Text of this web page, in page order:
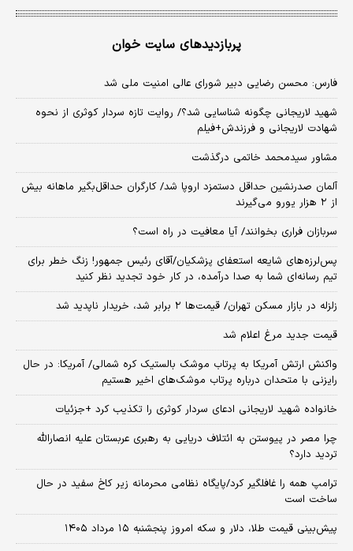
پربازدیدهای سایت خوان
فارس: محسن رضایی دبیر شورای عالی امنیت ملی شد
شهید لاریجانی چگونه شناسایی شد؟/ روایت تازه سردار کوثری از نحوه
شهادت لاریجانی و فرزندش+فیلم
مشاور سیدمحمد خاتمی درگذشت
آلمان صدرنشین حداقل دستمزد اروپا شد/ کارگران حداقل‌بگیر ماهانه بیش
از ۲ هزار یورو می‌گیرند
سربازان فراری بخوانند/ آیا معافیت در راه است؟
پس‌لرزه‌های شایعه استعفای پزشکیان/آقای رئیس جمهور! زنگ خطر برای
تیم رسانه‌ای شما به صدا درآمده، در کار خود تجدید نظر کنید
زلزله در بازار مسکن تهران/ قیمت‌ها ۲ برابر شد، خریدار ناپدید شد
قیمت جدید مرغ اعلام شد
واکنش ارتش آمریکا به پرتاب موشک بالستیک کره شمالی/ آمریکا: در حال
رایزنی با متحدان درباره پرتاب موشک‌های اخیر هستیم
خانواده شهید لاریجانی ادعای سردار کوثری را تکذیب کرد +جزئیات
چرا مصر در پیوستن به ائتلاف دریایی به رهبری عربستان علیه انصارالله
تردید دارد؟
ترامپ همه را غافلگیر کرد/پایگاه نظامی محرمانه زیر کاخ سفید در حال
ساخت است
پیش‌بینی قیمت طلا، دلار و سکه امروز پنجشنبه ۱۵ مرداد ۱۴۰۵